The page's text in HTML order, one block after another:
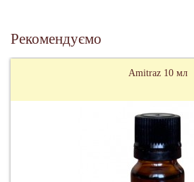
Рекомендуємо
Amitraz 10 мл